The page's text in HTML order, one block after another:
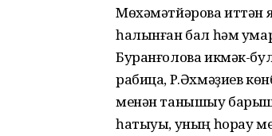
Мөхәмәтйәрова иттән
һалынған бал һәм
Буранғолова икмәк-
рабица, Р.Әхмәҙиев
менән танышыу
һатыуы, уның һорау